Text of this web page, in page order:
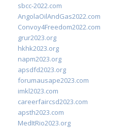
sbcc-2022.com
AngolaOilAndGas2022.com
Convoy4Freedom2022.com
grur2023.org
hkhk2023.org
napm2023.org
apsdfd2023.org
forumausape2023.com
imkl2023.com
careerfaircsd2023.com
apsth2023.com
MedItRio2023.org